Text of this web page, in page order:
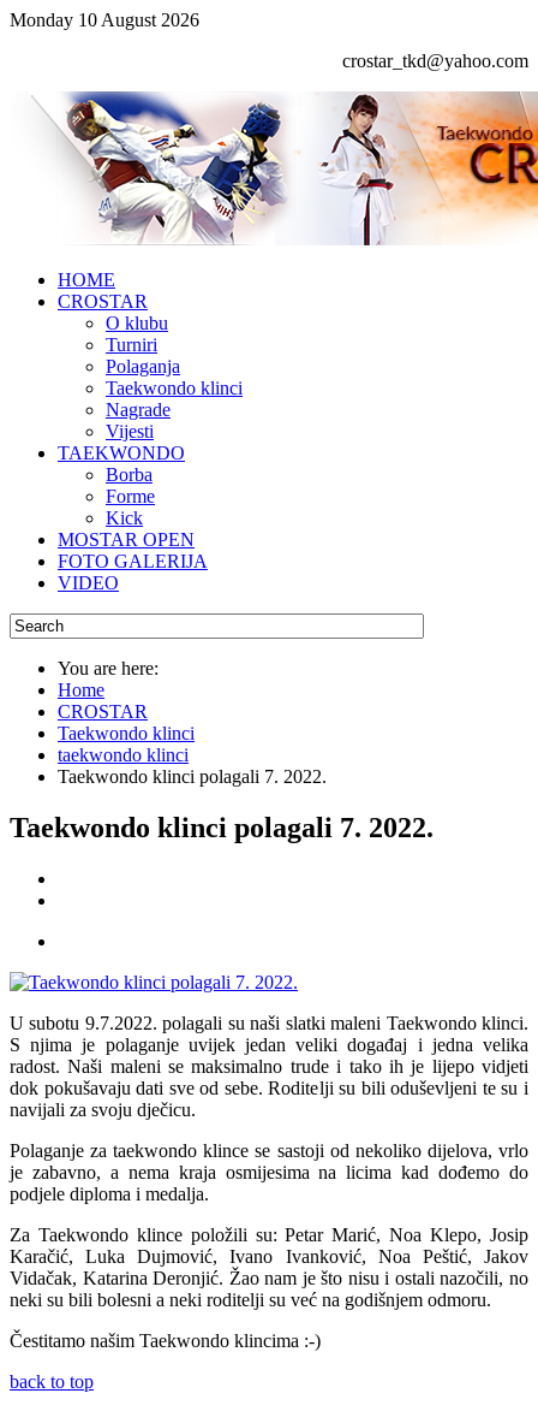
Monday 10 August 2026
crostar_tkd@yahoo.com
HOME
CROSTAR
O klubu
Turniri
Polaganja
Taekwondo klinci
Nagrade
Vijesti
TAEKWONDO
Borba
Forme
Kick
MOSTAR OPEN
FOTO GALERIJA
VIDEO
You are here:
Home
CROSTAR
Taekwondo klinci
taekwondo klinci
Taekwondo klinci polagali 7. 2022.
Taekwondo klinci polagali 7. 2022.
U subotu 9.7.2022. polagali su naši slatki maleni Taekwondo klinci.
S njima je polaganje uvijek jedan veliki događaj i jedna velika
radost. Naši maleni se maksimalno trude i tako ih je lijepo vidjeti
dok pokušavaju dati sve od sebe. Roditelji su bili oduševljeni te su i
navijali za svoju dječicu.
Polaganje za taekwondo klince se sastoji od nekoliko dijelova, vrlo
je zabavno, a nema kraja osmijesima na licima kad dođemo do
podjele diploma i medalja.
Za Taekwondo klince položili su: Petar Marić, Noa Klepo, Josip
Karačić, Luka Dujmović, Ivano Ivanković, Noa Peštić, Jakov
Vidačak, Katarina Deronjić. Žao nam je što nisu i ostali nazočili, no
neki su bili bolesni a neki roditelji su već na godišnjem odmoru.
Čestitamo našim Taekwondo klincima :-)
back to top